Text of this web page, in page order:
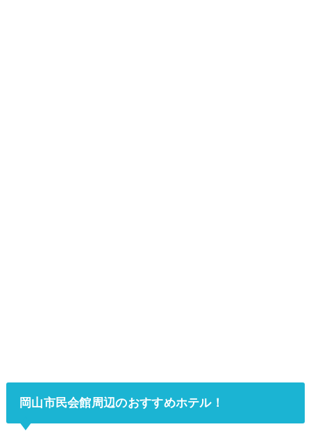
岡山市民会館周辺のおすすめホテル！